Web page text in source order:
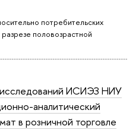
потребительских
половозрастной
ИСИЭЗ НИУ
аналитический
в розничной торговле